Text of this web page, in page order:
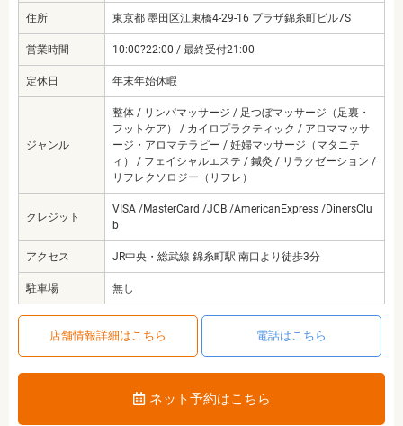
住所 東京都 墨田区江東橋4-29-16 プラザ錦糸町ビル7S
営業時間 10:00?22:00 / 最終受付21:00
定休日 年末年始休暇
ジャンル
整体 / リンパマッサージ / 足つぼマッサージ（足裏・
フットケア） / カイロプラクティック / アロママッサ
ージ・アロマテラピー / 妊婦マッサージ（マタニテ
ィ） / フェイシャルエステ / 鍼灸 / リラクゼーション /
リフレクソロジー（リフレ）
クレジット
VISA /MasterCard /JCB /AmericanExpress /DinersClu
b
アクセス JR中央・総武線 錦糸町駅 南口より徒歩3分
駐車場 無し
店舗情報詳細はこちら 電話はこちら
ネット予約はこちら